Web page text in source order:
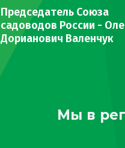
Председатель Союза
садоводов России -
Дорианович Валенчук
Мы в